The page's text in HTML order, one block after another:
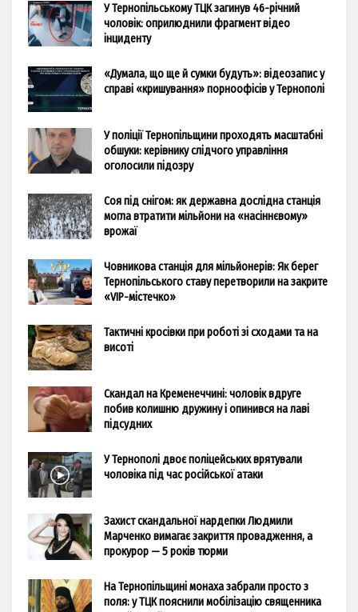
У Тернопільському ТЦК загинув 46-річний
чоловік: оприлюднили фрагмент відео
інциденту
«Думала, що ще й сумки будуть»: відеозапис у
справі «кришування» порноофісів у Тернополі
У поліції Тернопільщини проходять масштабні
обшуки: керівнику слідчого управління
оголосили підозру
Соя під снігом: як державна дослідна станція
могла втратити мільйони на «насіннєвому»
врожаї
Човникова станція для мільйонерів: Як берег
Тернопільського ставу перетворили на закрите
«VIP-містечко»
Тактичні кросівки при роботі зі сходами та на
висоті
Скандал на Кременеччині: чоловік вдруге
побив колишню дружину і опинився на лаві
підсудних
У Тернополі двоє поліцейських врятували
чоловіка під час російської атаки
Захист скандальної нардепки Людмили
Марченко вимагає закриття провадження, а
прокурор — 5 років тюрми
На Тернопільщині монаха забрали просто з
поля: у ТЦК пояснили мобілізацію священника